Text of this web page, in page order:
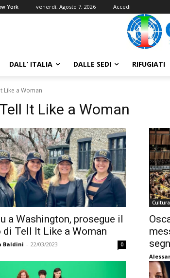
York venerdì, Agosto 7, 2026 Accedi
DALL’ ITALIA DALLE SEDI RIFUGIATI
Like a Woman
Tell It Like a Woman
a Washington, prosegue il
di Tell It Like a Woman
Baldini - 22/03/2023 0
Cultura